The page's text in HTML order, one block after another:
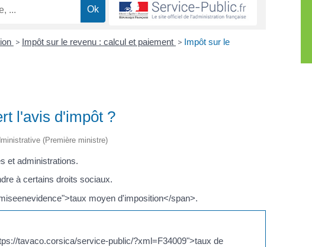
> Impôt sur le revenu : calcul et paiement > Impôt sur le
l'avis d'impôt ?
(Première ministre)
et administrations.
à certains droits sociaux.
moyen d'imposition</span>.
tavaco.corsica/service-public/?xml=F34009">taux de